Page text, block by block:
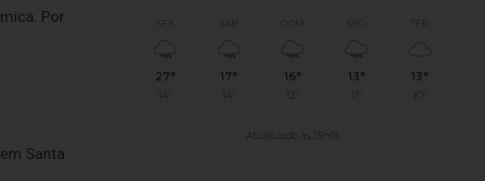
Por
Santa
SEX
27°
14°
SÁB
17°
14°
DOM
16°
12°
13°
11°
TER
13°
10°
Atualizado às 15h01